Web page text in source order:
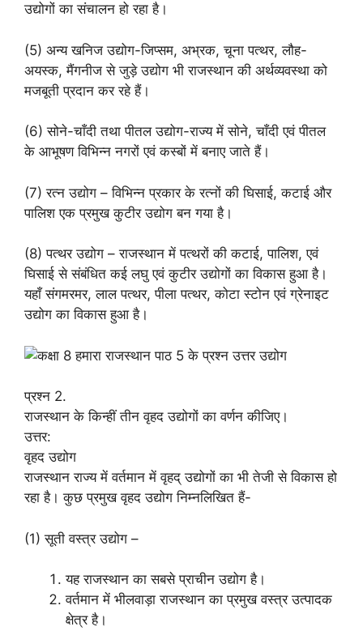
उद्योगों का संचालन हो रहा है।
(5) अन्य खनिज उद्योग-जिप्सम, अभ्रक, चूना पत्थर, लौह-
अयस्क, मैंगनीज से जुड़े उद्योग भी राजस्थान की अर्थव्यवस्था को
मजबूती प्रदान कर रहे हैं।
(6) सोने-चाँदी तथा पीतल उद्योग-राज्य में सोने, चाँदी एवं पीतल
के आभूषण विभिन्न नगरों एवं कस्बों में बनाए जाते हैं।
(7) रत्न उद्योग – विभिन्न प्रकार के रत्नों की घिसाई, कटाई और
पालिश एक प्रमुख कुटीर उद्योग बन गया है।
(8) पत्थर उद्योग – राजस्थान में पत्थरों की कटाई, पालिश, एवं
घिसाई से संबंधित कई लघु एवं कुटीर उद्योगों का विकास हुआ है।
यहाँ संगमरमर, लाल पत्थर, पीला पत्थर, कोटा स्टोन एवं ग्रेनाइट
उद्योग का विकास हुआ है।
प्रश्न 2.
राजस्थान के किन्हीं तीन वृहद उद्योगों का वर्णन कीजिए।
उत्तर:
वृहद उद्योग
राजस्थान राज्य में वर्तमान में वृहद् उद्योगों का भी तेजी से विकास हो
रहा है। कुछ प्रमुख वृहद उद्योग निम्नलिखित हैं-
(1) सूती वस्त्र उद्योग –
यह राजस्थान का सबसे प्राचीन उद्योग है।
वर्तमान में भीलवाड़ा राजस्थान का प्रमुख वस्त्र उत्पादक
क्षेत्र है।